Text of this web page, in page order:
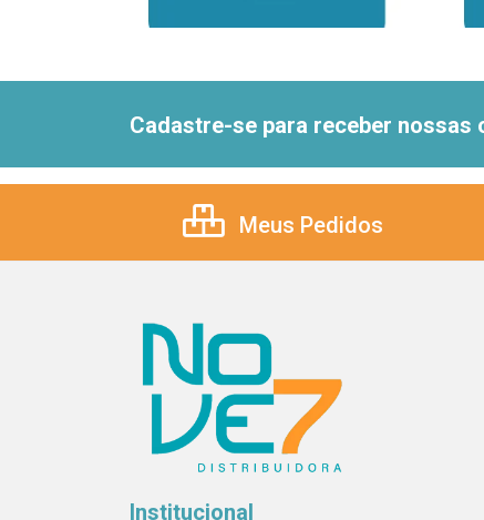
Cadastre-se para receber nossas
Meus Pedidos
Institucional